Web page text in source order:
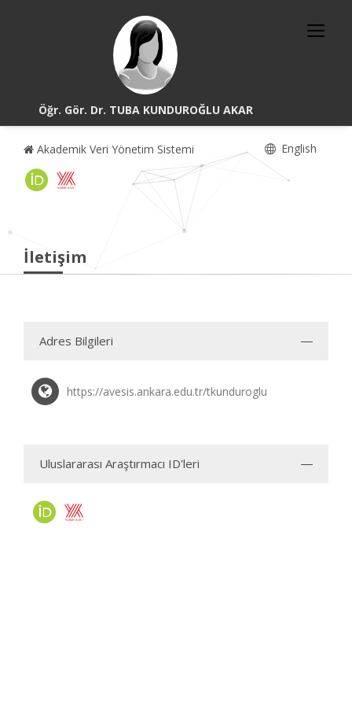
Öğr. Gör. Dr. TUBA KUNDUROĞLU AKAR
Akademik Veri Yönetim Sistemi English
İletişim
Adres Bilgileri
https://avesis.ankara.edu.tr/tkunduroglu
Uluslararası Araştırmacı ID'leri